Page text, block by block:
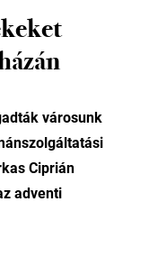
városunk
Ciprián
adventi